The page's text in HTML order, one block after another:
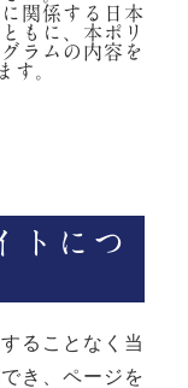
関係する日本
もに、本ポリ
ラムの内容を
す。
トにつ
ることなく当
き、ページを